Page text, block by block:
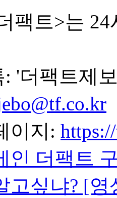
팩트>는
: '더팩트제
이지:
인 더팩트
고싶냐? [